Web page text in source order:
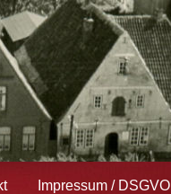
Impressum / DSGVO